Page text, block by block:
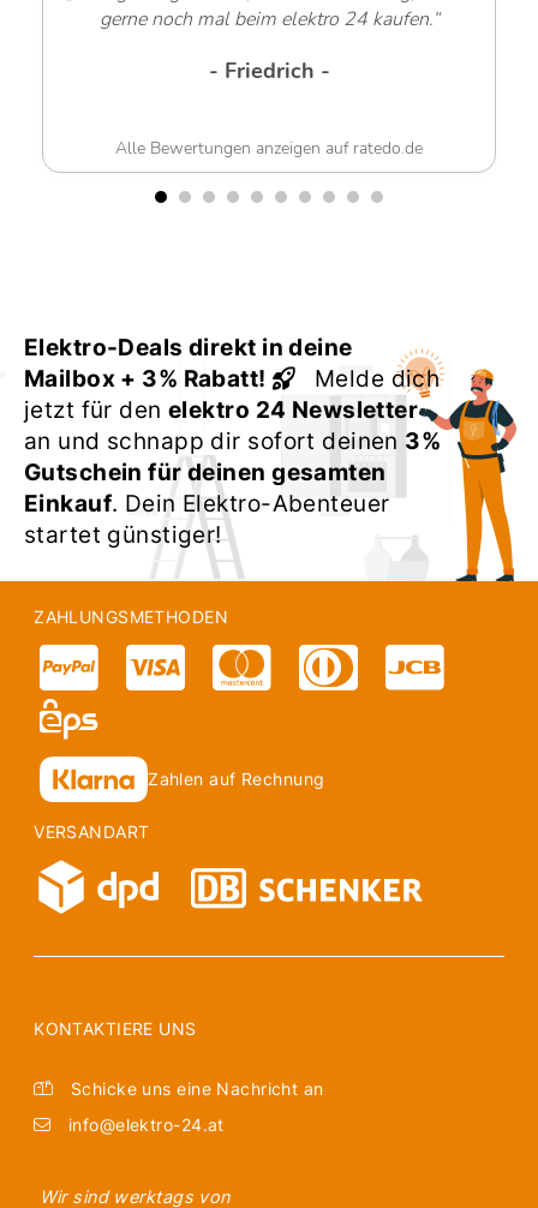
gerne noch mal beim elektro 24 kaufen.“
- Friedrich -
Alle Bewertungen anzeigen auf ratedo.de
Elektro-Deals direkt in deine
Mailbox + 3% Rabatt!
Melde dich
jetzt für denelektro 24 Newsletter
an und schnapp dir sofort deinen 3%
Gutschein für deinen gesamten
Einkauf. Dein Elektro-Abenteuer
startet günstiger!
ZAHLUNGSMETHODEN
Zahlen auf Rechnung
VERSANDART
KONTAKTIERE UNS
Schicke uns eine Nachricht an
info@elektro-24.at
Wir sind werktags von